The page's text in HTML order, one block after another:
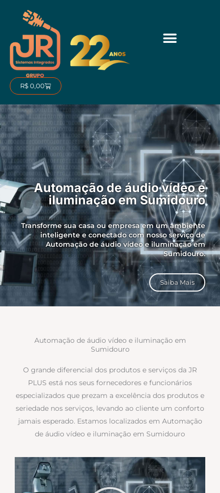
conteúdo
R$0,00Carrinho
Automação de áudio vídeo e
iluminação em Sumidouro
Transforme sua casa ou empresa em um ambiente
inteligente e conectado com nosso serviço de
Automação de áudio vídeo e iluminação em
Sumidouro.
Saiba Mais
Automação de áudio vídeo e iluminação em
Sumidouro
O grande diferencial dos produtos e serviços da JR
PLUS está nos seus fornecedores e funcionários
especializados que prezam a excelência dos produtos e
seriedade nos serviços, levando ao cliente um conforto
jamais esperado. Estamos localizados em Automação
de áudio vídeo e iluminação em Sumidouro